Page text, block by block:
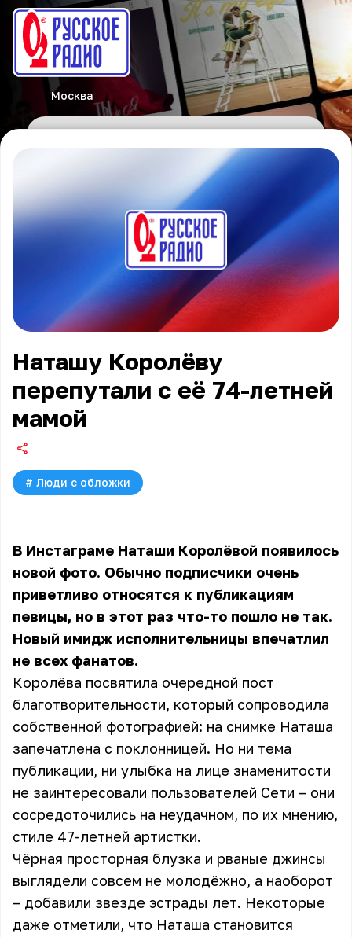
Москва
Наташу Королёву
перепутали с её 74-летней
мамой
# Люди с обложки
В Инстаграме Наташи Королёвой появилось
новой фото. Обычно подписчики очень
приветливо относятся к публикациям
певицы, но в этот раз что-то пошло не так.
Новый имидж исполнительницы впечатлил
не всех фанатов.
Королёва посвятила очередной пост
благотворительности, который сопроводила
собственной фотографией: на снимке Наташа
запечатлена с поклонницей. Но ни тема
публикации, ни улыбка на лице знаменитости
не заинтересовали пользователей Сети – они
сосредоточились на неудачном, по их мнению,
стиле 47-летней артистки.
Чёрная просторная блузка и рваные джинсы
выглядели совсем не молодёжно, а наоборот
– добавили звезде эстрады лет. Некоторые
даже отметили, что Наташа становится